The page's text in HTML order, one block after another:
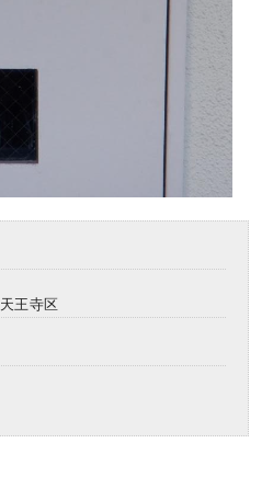
天王寺区